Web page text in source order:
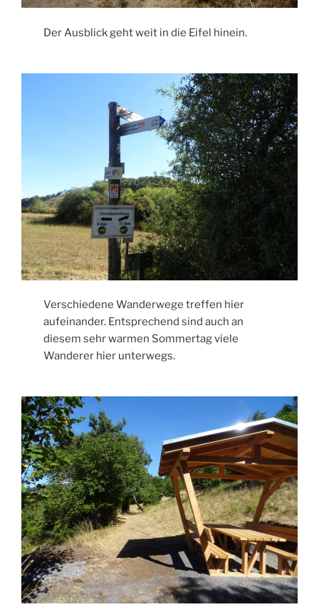
Der Ausblick geht weit in die Eifel hinein.
Verschiedene Wanderwege treffen hier
aufeinander. Entsprechend sind auch an
diesem sehr warmen Sommertag viele
Wanderer hier unterwegs.